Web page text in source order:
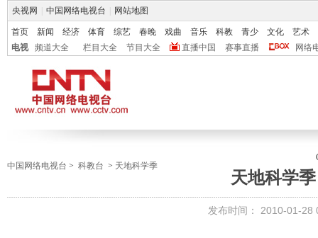
央视网 中国网络电视台 网站地图
首页 新闻 经济 体育 综艺 春晚 戏曲 音乐 科教 青少 文化
艺术
电视
频道大全 栏目大全 节目大全 直播中国 赛事直播 网络
中国网络电视台 > 科教台 > 天地科学季
天地科学
发布时间： 2010-01-28